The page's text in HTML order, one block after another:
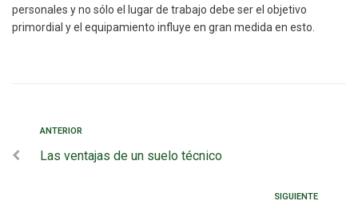
personales y no sólo el lugar de trabajo debe ser el objetivo
primordial y el equipamiento influye en gran medida en esto.
ANTERIOR
Las ventajas de un suelo técnico
SIGUIENTE